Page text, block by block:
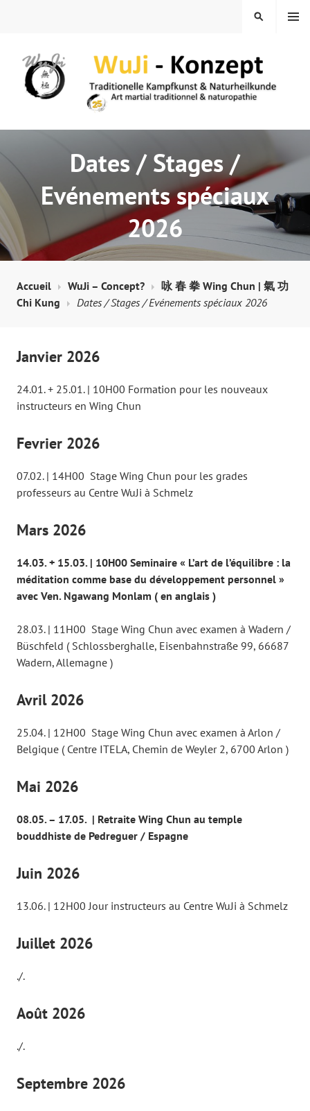
WUJI – ZENTRUM
MENU
SEARCH
Dates / Stages /
Evénements spéciaux
2026
Accueil WuJi – Concept?
咏 春 拳 Wing Chun | 氣 功
Chi Kung
Dates / Stages / Evénements spéciaux 2026
Janvier 2026
24.01. + 25.01. | 10H00 Formation pour les nouveaux
instructeurs en Wing Chun
Fevrier 2026
07.02. | 14H00 Stage Wing Chun pour les grades
professeurs au Centre WuJi à Schmelz
Mars 2026
14.03. + 15.03. | 10H00 Seminaire « L’art de l’équilibre : la
méditation comme base du développement personnel »
avec Ven. Ngawang Monlam ( en anglais )
28.03. | 11H00 Stage Wing Chun avec examen à Wadern /
Büschfeld ( Schlossberghalle, Eisenbahnstraße 99, 66687
Wadern, Allemagne )
Avril 2026
25.04. | 12H00 Stage Wing Chun avec examen à Arlon /
Belgique ( Centre ITELA, Chemin de Weyler 2, 6700 Arlon )
Mai 2026
08.05. – 17.05. | Retraite Wing Chun au temple
bouddhiste de Pedreguer / Espagne
Juin 2026
13.06. | 12H00 Jour instructeurs au Centre WuJi à Schmelz
Juillet 2026
./.
Août 2026
./.
Septembre 2026